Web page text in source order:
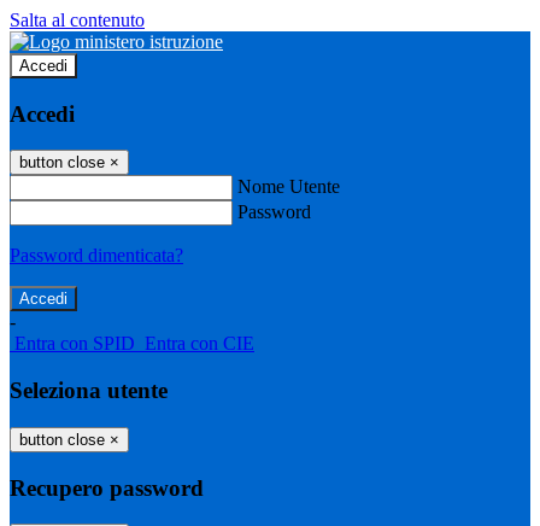
Salta al contenuto
Accedi
Accedi
button close ×
Nome Utente
Password
Password dimenticata?
-
Entra con SPID Entra con CIE
Seleziona utente
button close ×
Recupero password